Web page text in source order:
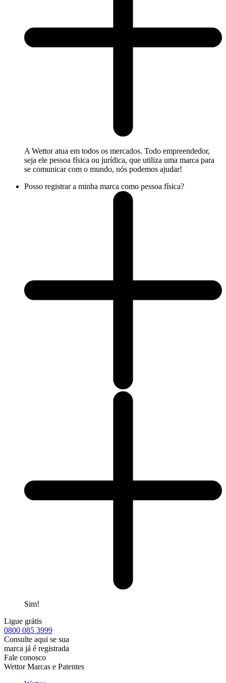
A Wettor atua em todos os mercados. Todo empreendedor,
seja ele pessoa física ou jurídica, que utiliza uma marca para
se comunicar com o mundo, nós podemos ajudar!
Posso registrar a minha marca como pessoa física?
Sim!
Ligue grátis
0800 085 3999
Consulte aqui se sua
marca já é registrada
Fale conosco
Wettor Marcas e Patentes